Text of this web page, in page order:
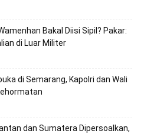
Bakal Diisi Sipil? Pakar:
di Luar Militer
di Semarang, Kapolri dan Wali
dan Sumatera Dipersoalkan,